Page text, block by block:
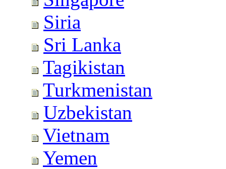
Siria
Sri Lanka
Tagikistan
Turkmenistan
Uzbekistan
Vietnam
Yemen